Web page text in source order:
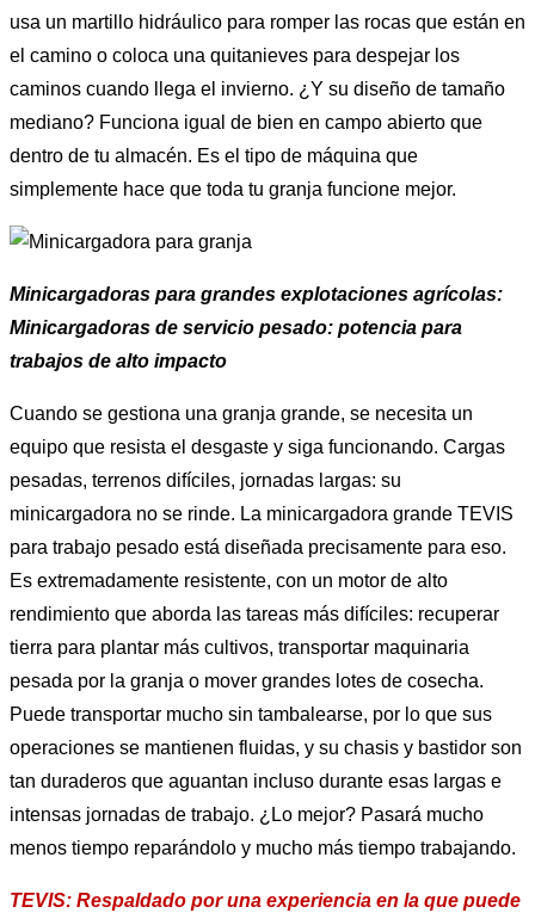
usa un martillo hidráulico para romper las rocas que están en
el camino o coloca una quitanieves para despejar los
caminos cuando llega el invierno. ¿Y su diseño de tamaño
mediano? Funciona igual de bien en campo abierto que
dentro de tu almacén. Es el tipo de máquina que
simplemente hace que toda tu granja funcione mejor.
Minicargadoras para grandes explotaciones agrícolas:
Minicargadoras de servicio pesado: potencia para
trabajos de alto impacto
Cuando se gestiona una granja grande, se necesita un
equipo que resista el desgaste y siga funcionando. Cargas
pesadas, terrenos difíciles, jornadas largas: su
minicargadora no se rinde. La minicargadora grande TEVIS
para trabajo pesado está diseñada precisamente para eso.
Es extremadamente resistente, con un motor de alto
rendimiento que aborda las tareas más difíciles: recuperar
tierra para plantar más cultivos, transportar maquinaria
pesada por la granja o mover grandes lotes de cosecha.
Puede transportar mucho sin tambalearse, por lo que sus
operaciones se mantienen fluidas, y su chasis y bastidor son
tan duraderos que aguantan incluso durante esas largas e
intensas jornadas de trabajo. ¿Lo mejor? Pasará mucho
menos tiempo reparándolo y mucho más tiempo trabajando.
TEVIS: Respaldado por una experiencia en la que puede